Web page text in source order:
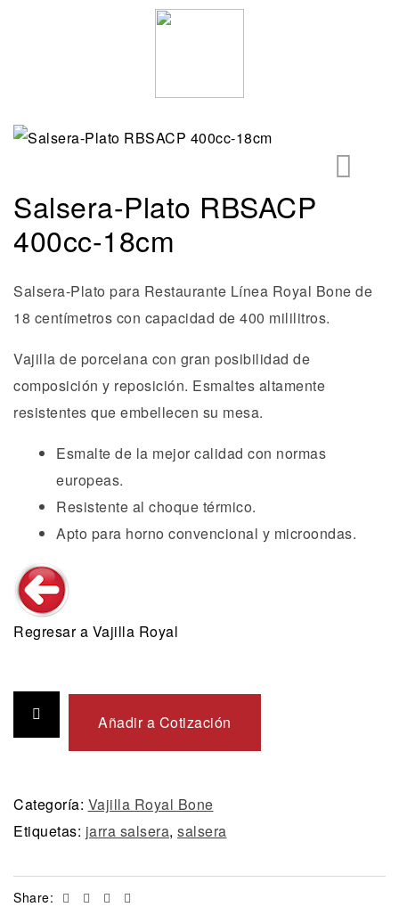
Salsera-Plato RBSACP
400cc-18cm
Salsera-Plato para Restaurante Línea Royal Bone de
18 centímetros con capacidad de 400 mililitros.
Vajilla de porcelana con gran posibilidad de
composición y reposición. Esmaltes altamente
resistentes que embellecen su mesa.
Esmalte de la mejor calidad con normas
europeas.
Resistente al choque térmico.
Apto para horno convencional y microondas.
Regresar a Vajilla Royal
Añadir a Cotización
Categoría: Vajilla Royal Bone
Etiquetas: jarra salsera, salsera
Share: Facebook
TwitterLinkedin